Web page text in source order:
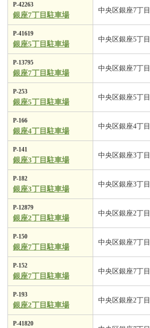
P-42263
銀座7丁目駐車場
中央区銀座7丁目
P-41619
銀座5丁目駐車場
中央区銀座5丁目
P-13795
銀座7丁目駐車場
中央区銀座7丁目
P-253
銀座5丁目駐車場
中央区銀座5丁目
P-166
銀座4丁目駐車場
中央区銀座4丁目
P-141
銀座3丁目駐車場
中央区銀座3丁目
P-182
銀座3丁目駐車場
中央区銀座3丁目
P-12879
銀座2丁目駐車場
中央区銀座2丁目
P-150
銀座7丁目駐車場
中央区銀座7丁目
P-152
銀座7丁目駐車場
中央区銀座7丁目
P-193
銀座2丁目駐車場
中央区銀座2丁目
P-41820